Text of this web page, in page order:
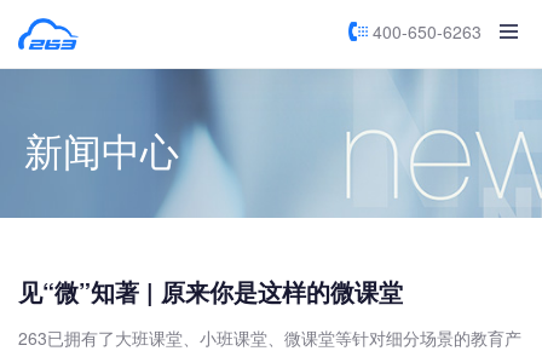
400-650-6263
新闻中心
见“微”知著 | 原来你是这样的微课堂
263已拥有了大班课堂、小班课堂、微课堂等针对细分场景的教育产